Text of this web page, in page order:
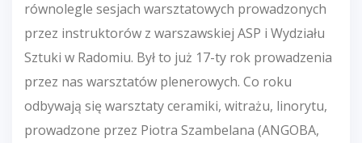
równolegle sesjach warsztatowych prowadzonych
przez instruktorów z warszawskiej ASP i Wydziału
Sztuki w Radomiu. Był to już 17-ty rok prowadzenia
przez nas warsztatów plenerowych. Co roku
odbywają się warsztaty ceramiki, witrażu, linorytu,
prowadzone przez Piotra Szambelana (ANGOBA,